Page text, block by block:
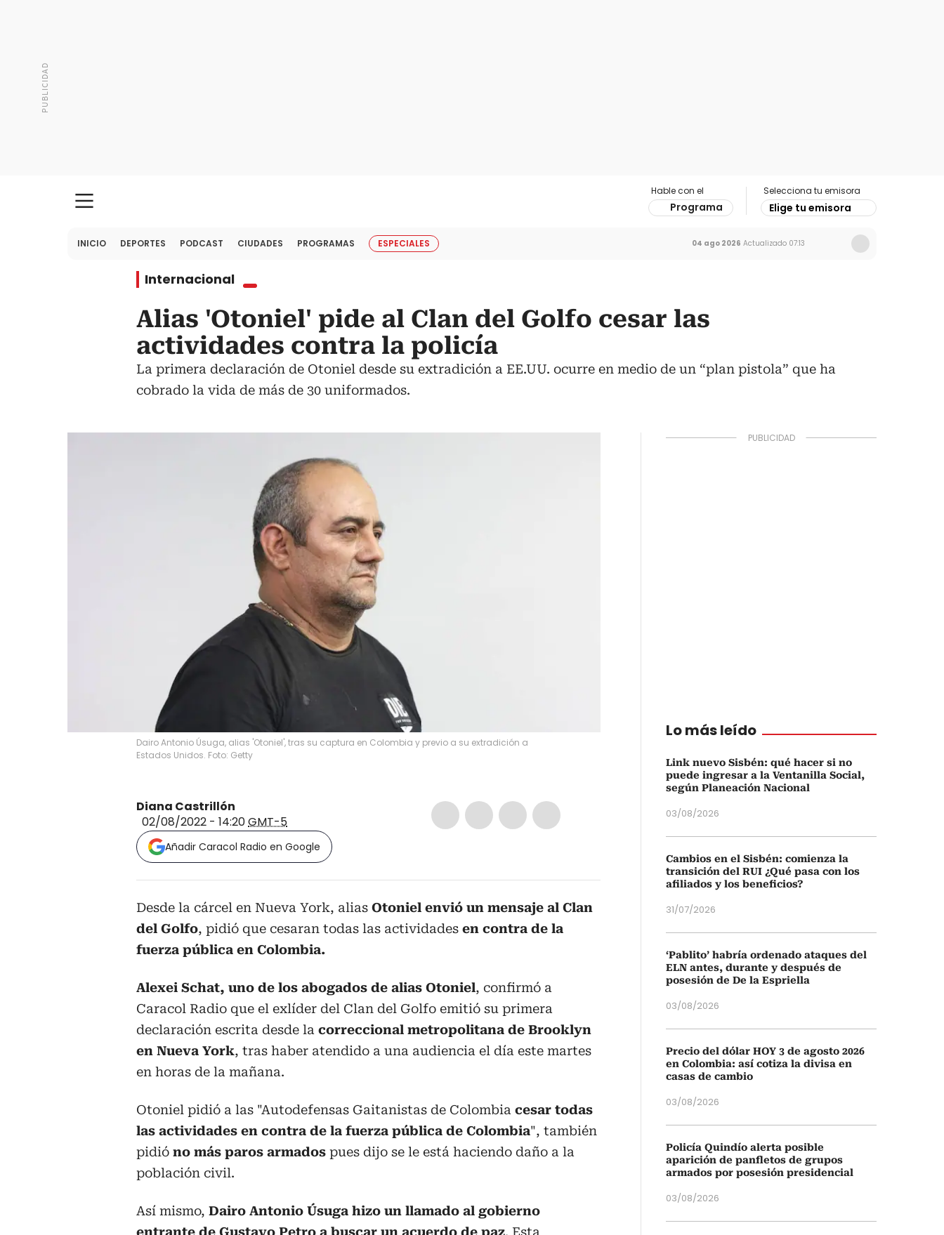
Hable con el
Programa
Selecciona tu emisora
Elige tu emisora
INICIO DEPORTES PODCAST CIUDADES PROGRAMAS ESPECIALES 04 ago 2026 Actualizado 07:13
Internacional
Alias 'Otoniel' pide al Clan del Golfo cesar las
actividades contra la policía
La primera declaración de Otoniel desde su extradición a EE.UU. ocurre en medio de un “plan pistola” que ha
cobrado la vida de más de 30 uniformados.
Dairo Antonio Úsuga, alias 'Otoniel', tras su captura en Colombia y previo a su extradición a
Estados Unidos. Foto: Getty
Diana Castrillón
02/08/2022 - 14:20GMT-5
Añadir Caracol Radio en Google
Desde la cárcel en Nueva York, alias Otoniel envió un mensaje al Clan
del Golfo, pidió que cesaran todas las actividades en contra de la
fuerza pública en Colombia.
Alexei Schat, uno de los abogados de alias Otoniel, confirmó a
Caracol Radio que el exlíder del Clan del Golfo emitió su primera
declaración escrita desde la correccional metropolitana de Brooklyn
en Nueva York, tras haber atendido a una audiencia el día este martes
en horas de la mañana.
Otoniel pidió a las "Autodefensas Gaitanistas de Colombia cesar todas
las actividades en contra de la fuerza pública de Colombia", también
pidió no más paros armados pues dijo se le está haciendo daño a la
población civil.
Así mismo, Dairo Antonio Úsuga hizo un llamado al gobierno
entrante de Gustavo Petro a buscar un acuerdo de paz. Esta
Lo más leído
Link nuevo Sisbén: qué hacer si no
puede ingresar a la Ventanilla Social,
según Planeación Nacional
03/08/2026
Cambios en el Sisbén: comienza la
transición del RUI ¿Qué pasa con los
afiliados y los beneficios?
31/07/2026
‘Pablito’ habría ordenado ataques del
ELN antes, durante y después de
posesión de De la Espriella
03/08/2026
Precio del dólar HOY 3 de agosto 2026
en Colombia: así cotiza la divisa en
casas de cambio
03/08/2026
Policía Quindío alerta posible
aparición de panfletos de grupos
armados por posesión presidencial
03/08/2026